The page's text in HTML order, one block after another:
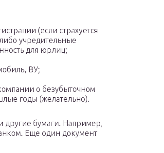
(если страхуется
учредительные
для юрлиц;
ВУ;
о безубыточном
годы (желательно).
другие бумаги. Например,
Еще один документ